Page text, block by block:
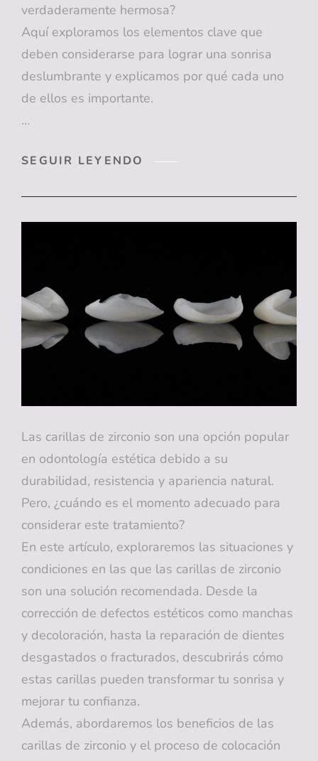
verdaderamente hermosa?
Aquí exploramos los elementos clave que
deben considerarse para lograr una sonrisa
deslumbrante y explicamos por qué cada uno
de ellos es importante.
…
SEGUIR LEYENDO
LOS
SONRISA
CONSIDERAR
Las carillas de zirconio son una opción popular
en odontología estética debido a su
durabilidad, resistencia y apariencia natural.
Pero, ¿cuándo es el momento adecuado para
considerar este tratamiento?
En este artículo, exploraremos las situaciones y
condiciones en las que las carillas de zirconio
son una solución recomendada. Desde la
corrección de defectos estéticos como manchas
y decoloración, hasta la reparación de dientes
desgastados o fracturados, descubrirás cómo
estas carillas pueden transformar tu sonrisa y
mejorar tu confianza.
Además, abordaremos los beneficios de las
carillas de zirconio y el proceso de colocación